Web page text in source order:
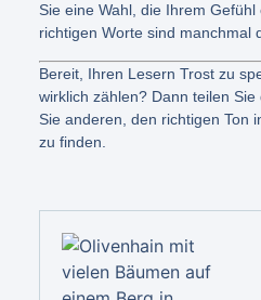
Sie eine Wahl, die Ihrem
richtigen Worte sind manchmal
Bereit, Ihren Lesern Trost zu
wirklich zählen? Dann teilen
Sie anderen, den richtigen Ton
zu finden.